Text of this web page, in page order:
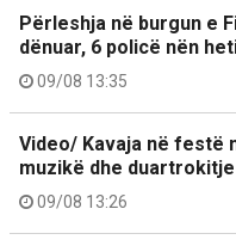
Përleshja në burgun e
dënuar, 6 policë nën
09/08 13:35
Video/ Kavaja në festë
muzikë dhe
09/08 13:26